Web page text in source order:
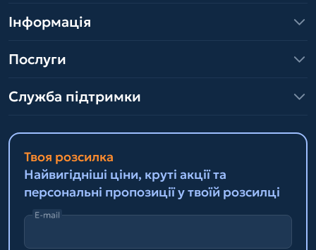
Інформація
Послуги
Служба підтримки
Твоя розсилка
Найвигідніші ціни, круті акції та
персональні пропозиції у твоїй розсилці
E-mail